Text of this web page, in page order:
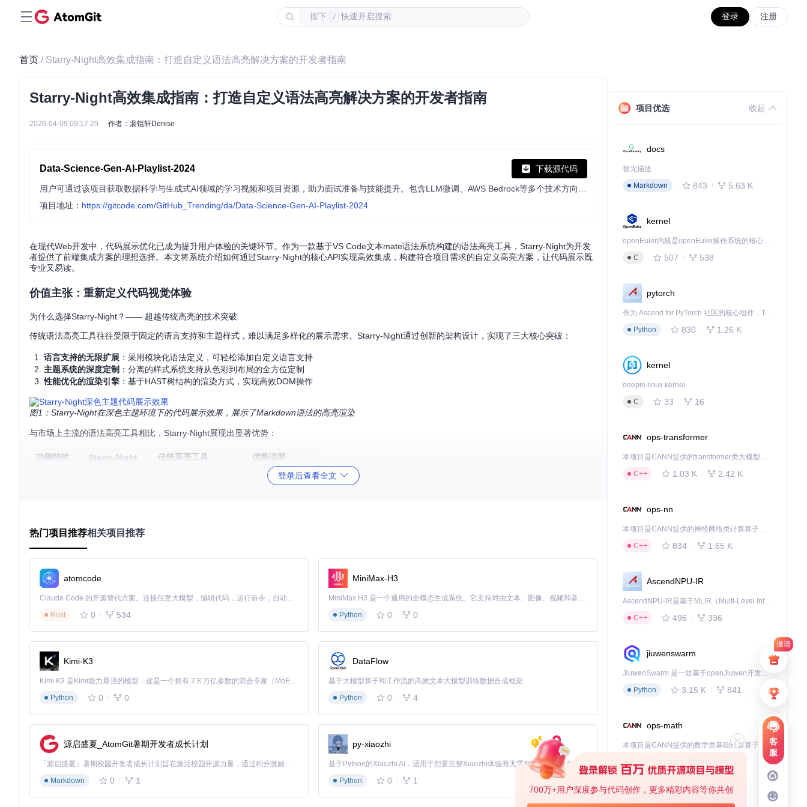
按下 / 快速开启搜索 登录 注册
邀请
客
服
700万+用户深度参与代码创作，更多精彩内容等你共创
首页 / Starry-Night高效集成指南：打造自定义语法高亮解决方案的开发者指南
Starry-Night高效集成指南：打造自定义语法高亮解决方案的开发者指南
2026-04-09 09:17:29 作者：裴锟轩Denise
Data-Science-Gen-AI-Playlist-2024 下载源代码
项目地址： https://gitcode.com/GitHub_Trending/da/Data-Science-Gen-AI-Playlist-2024
在现代Web开发中，代码展示优化已成为提升用户体验的关键环节。作为一款基于VS Code文本mate语法系统构建的语法高亮工具，Starry-Night为开发
者提供了前端集成方案的理想选择。本文将系统介绍如何通过Starry-Night的核心API实现高效集成，构建符合项目需求的自定义高亮方案，让代码展示既
专业又易读。
价值主张：重新定义代码视觉体验
为什么选择Starry-Night？—— 超越传统高亮的技术突破
传统语法高亮工具往往受限于固定的语言支持和主题样式，难以满足多样化的展示需求。Starry-Night通过创新的架构设计，实现了三大核心突破：
语言支持的无限扩展 ：采用模块化语法定义，可轻松添加自定义语言支持
主题系统的深度定制 ：分离的样式系统支持从色彩到布局的全方位定制
性能优化的渲染引擎 ：基于HAST树结构的渲染方式，实现高效DOM操作
图1：Starry-Night在深色主题环境下的代码展示效果，展示了Markdown语法的高亮渲染
与市场上主流的语法高亮工具相比，Starry-Night展现出显著优势：
功能特性 Starry-Night 传统高亮工具
优势说明
支持专业领域的小众语言
集成方式
多环境支持
技术原理：语法高亮的工作机制
核心架构解析——从文本到视觉的转化之旅
Starry-Night的语法高亮过程可分为三个关键阶段：
语法解析阶段：通过TextMate语法规则将代码分解为标记流
作用域映射阶段：将标记映射到对应的语法作用域（即代码语法的分类标签系统）
样式渲染阶段：根据作用域应用预定义的CSS样式规则
Starry-Night工作流程图
核心API解析——构建高亮系统的基础组件
Starry-Night提供了简洁而强大的API接口，主要包括：
createStarryNight(): 核心构造函数，用于创建高亮实例
flagToScope()
highlight(): 高亮处理函数，将代码字符串转换为带样式的HAST树
实用技巧：HAST（超文本抽象语法树）是一种可操作的HTML抽象表示，通过它可以灵活控制渲染结果，实现复杂的代码展示效果。
场景化应用：从安装到实现的完整流程
登录后查看全文
热门项目推荐相关项目推荐
atomcode
Claude Code 的开源替代方案。连接任意大模型，编辑代码，运行命令，自动验证 — 全自动执行。用 Rust 构建，极致性能。 ｜ An open-source alternative to Claude Code. Connect any LLM, edit code, run commands, and verify changes — autonomously. Built in Rust for speed. Get Started
Rust
0 534
MiniMax-H3
MiniMax H3 是一个通用的全模态生成系统。它支持对由文本、图像、视频和音频组成的多模态上下文进行统一理解，并能生成分辨率高达 2K、时长可达 15 秒的带原生立体声音频的视频。得益于面向任务泛化的系统设计，H3 在预训练阶段就已具备广泛的多模态上下文理解与生成能力，能够出色地执行复杂的多模态指令。
Python
0 0
Kimi-K3
Kimi K3 是Kimi能力最强的模型：这是一个拥有 2.8 万亿参数的混合专家（MoE）模型，具备原生视觉理解能力，并支持 100 万 token 的上下文窗口。
Python
0 0
DataFlow
基于大模型算子和工作流的高效文本大模型训练数据合成框架
Python
0 4
源启盛夏_AtomGit暑期开发者成长计划
「源启盛夏」暑期校园开发者成长计划旨在激活校园开源力量，通过积分激励、认证扶持、资源倾斜等形式，引导高校组织和开发者完成「入驻 — 建项目 — 做贡献 — 获认证 — 得资源」的完整闭环。无论你是想带领社团入驻平台的组织者，还是希望用代码贡献证明自己的开发者，都能在这里找到属于你的成长路径。
Markdown
0 1
py-xiaozhi
基于Python的Xiaozhi AI，适用于想要完整Xiaozhi体验而无需拥有专用硬件的用户。
Python
0 1
项目优选 收起
docs
暂无描述
Markdown
843 5.63 K
kernel
openEuler内核是openEuler操作系统的核心，既是系统性能与稳定性的基石，也是连接处理器、设备与服务的桥梁。
C
507 538
pytorch
作为 Ascend for PyTorch 社区的核心组件，TorchNPU 是昇腾专为 PyTorch 打造的深度学习适配插件，使 PyTorch 框架能够直接调用昇腾 NPU，为开发者提供昇腾 AI 处理器的超强算力。
Python
830 1.26 K
kernel
deepin linux kernel
C
33 16
ops-transformer
本项目是CANN提供的transformer类大模型算子库，实现网络在NPU上加速计算。
C++
1.03 K 2.42 K
ops-nn
本项目是CANN提供的神经网络类计算算子库，实现网络在NPU上加速计算。
C++
834 1.65 K
AscendNPU-IR
AscendNPU-IR是基于MLIR（Multi-Level Intermediate Representation）构建的，面向昇腾亲和算子编译时使用的中间表示，提供昇腾完备表达能力，通过编译优化提升昇腾AI处理器计算效率，支持通过生态框架使能昇腾AI处理器与深度调优
C++
496 336
jiuwenswarm
JiuwenSwarm 是一款基于openJiuwen开发的智能AI Agent，它能够将大语言模型的强大能力，通过你日常使用的各类通讯应用，直接延伸至你的指尖。
Python
3.15 K 841
ops-math
C++
deveco-code